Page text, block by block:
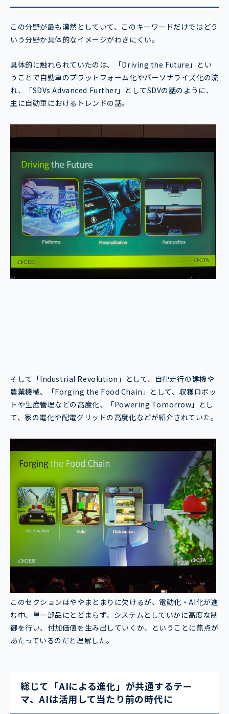
この分野が最も漠然としていて、このキーワードだけではどう
いう分野か具体的なイメージがわきにくい。
具体的に触れられていたのは、「Driving the Future」とい
うことで自動車のプラットフォーム化やパーソナライズ化の流
れ、「SDVs Advanced Further」としてSDVの話のように、
主に自動車におけるトレンドの話。
そして「Industrial Revolution」として、自律走行の建機や
農業機械、「Forging the Food Chain」として、収穫ロボッ
トや生産管理などの高度化、「Powering Tomorrow」とし
て、家の電化や配電グリッドの高度化などが紹介されていた。
このセクションはややまとまりに欠けるが、電動化・AI化が進
む中、単一部品にとどまらず、システムとしていかに高度な制
御を行い、付加価値を生み出していくか、ということに焦点が
あたっているのだと理解した。
総じて「AIによる進化」が共通するテー
マ、AIは活用して当たり前の時代に